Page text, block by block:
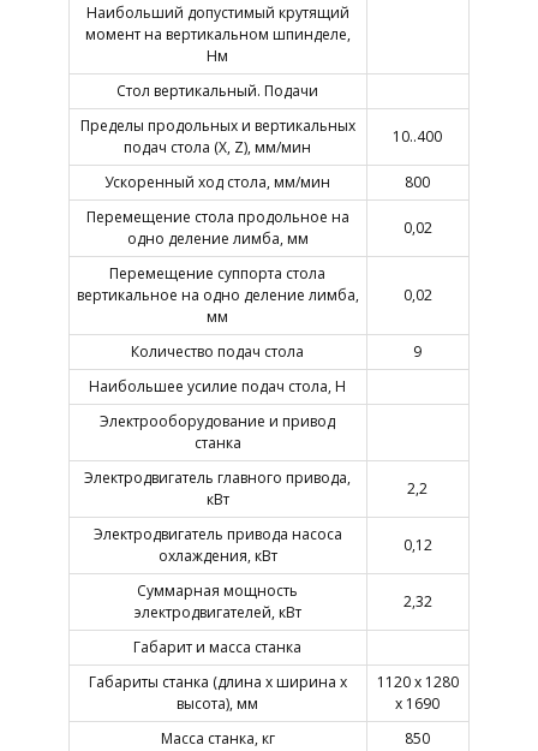
Наибольший допустимый крутящий
момент на вертикальном шпинделе,
Нм
Стол вертикальный. Подачи
Пределы продольных и вертикальных
подач стола (X, Z), мм/мин
10..400
Ускоренный ход стола, мм/мин
800
Перемещение стола продольное на
одно деление лимба, мм
0,02
Перемещение суппорта стола
вертикальное на одно деление лимба,
мм
0,02
Количество подач стола
9
Наибольшее усилие подач стола, Н
Электрооборудование и привод
станка
Электродвигатель главного привода,
кВт
2,2
Электродвигатель привода насоса
охлаждения, кВт
0,12
Суммарная мощность
электродвигателей, кВт
2,32
Габарит и масса станка
Габариты станка (длина х ширина х
высота), мм
1120 х 1280
х 1690
Масса станка, кг
850